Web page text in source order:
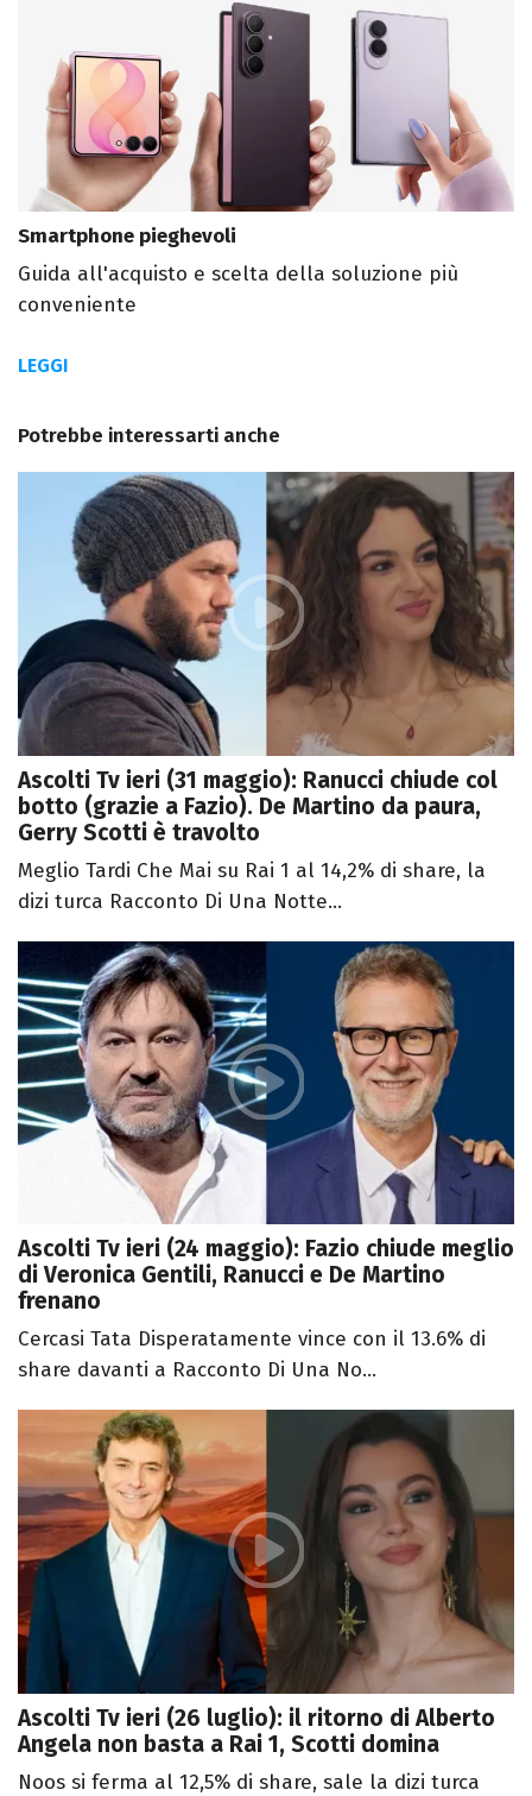
Smartphone pieghevoli
Guida all'acquisto e scelta della soluzione più
conveniente
LEGGI
Potrebbe interessarti anche
Ascolti Tv ieri (31 maggio): Ranucci chiude col
botto (grazie a Fazio). De Martino da paura,
Gerry Scotti è travolto
Meglio Tardi Che Mai su Rai 1 al 14,2% di share, la
dizi turca Racconto Di Una Notte...
Ascolti Tv ieri (24 maggio): Fazio chiude meglio
di Veronica Gentili, Ranucci e De Martino
frenano
Cercasi Tata Disperatamente vince con il 13.6% di
share davanti a Racconto Di Una No...
Ascolti Tv ieri (26 luglio): il ritorno di Alberto
Angela non basta a Rai 1, Scotti domina
Noos si ferma al 12,5% di share, sale la dizi turca